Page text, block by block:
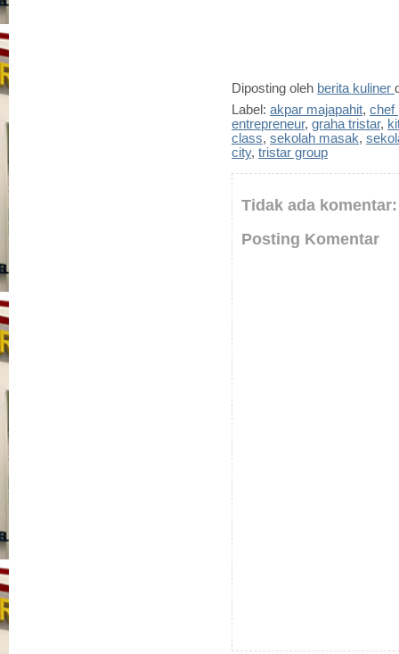
Diposting oleh berita kuliner
Label: akpar majapahit, chef
entrepreneur, graha tristar,
class, sekolah masak,
city, tristar group
Tidak ada komentar:
Posting Komentar